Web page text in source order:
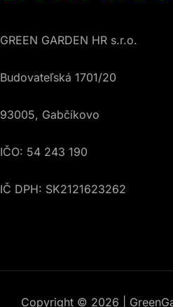
GREEN GARDEN HR s.r.o.
Budovateľská 1701/20
93005, Gabčíkovo
IČO: 54 243 190
IČ DPH: SK2121623262
Copyright © 2026 |